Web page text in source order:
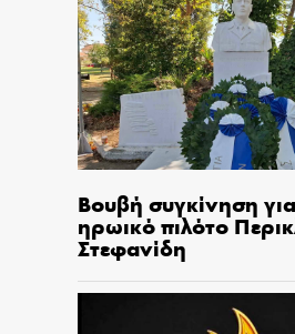
Βουβή συγκίνηση
ηρωικό πιλότο
Στεφανίδη